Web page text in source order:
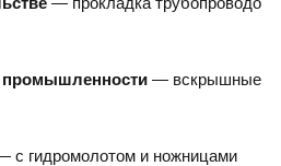
— вскрышные
с гидромолотом и ножницами